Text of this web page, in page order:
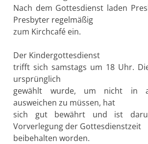
Nach dem Gottesdienst laden
Presbyter regelmäßig
zum Kirchcafé ein.
Der Kindergottesdienst
trifft sich samstags um 18 Uhr.
ursprünglich
gewählt wurde, um nicht in
ausweichen zu müssen, hat
sich gut bewährt und ist
Vorverlegung der Gottesdienstzeit
beibehalten worden.